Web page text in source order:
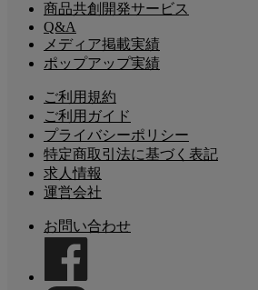
商品共創開発サービス
Q&A
メディア掲載実績
ポップアップ実績
ご利用規約
ご利用ガイド
プライバシーポリシー
特定商取引法に基づく表記
求人情報
運営会社
お問い合わせ